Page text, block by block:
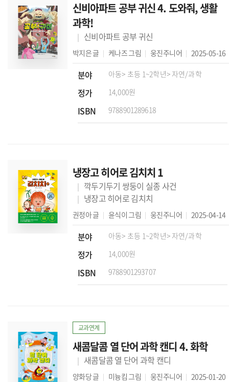
신비아파트 공부 귀신 4. 도와줘, 생활
과학!
신비아파트 공부 귀신
박지은글 케나즈그림 웅진주니어 2025-05-16
분야 아동> 초등 1~2학년> 자연/과학
정가 14,000원
ISBN 9788901289618
냉장고 히어로 김치치 1
깍두기두기 쌍둥이 실종 사건
냉장고 히어로 김치치
권정아글 윤식이그림 웅진주니어 2025-04-14
분야 아동> 초등 1~2학년> 자연/과학
정가 14,000원
ISBN 9788901293707
교과연계
새콤달콤 열 단어 과학 캔디 4. 화학
새콤달콤 열 단어 과학 캔디
양화당글 미늉킴그림 웅진주니어 2025-01-20